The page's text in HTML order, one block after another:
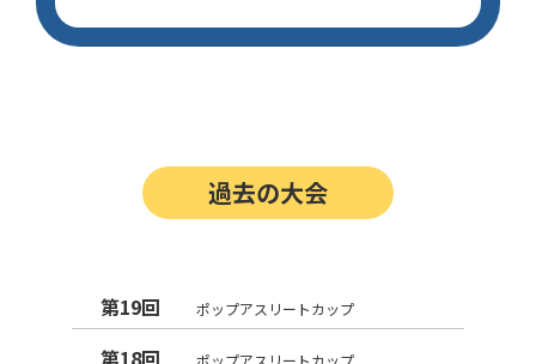
過去の大会
第19回 ポップアスリートカップ
第18回 ポップアスリートカップ